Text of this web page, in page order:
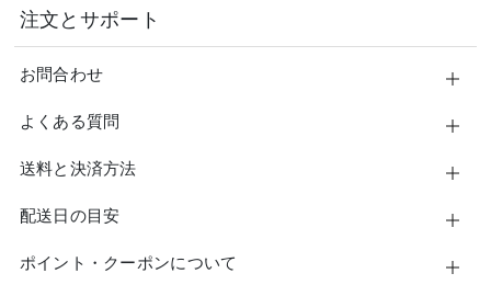
注文とサポート
お問合わせ
よくある質問
送料と決済方法
配送日の目安
ポイント・クーポンについて